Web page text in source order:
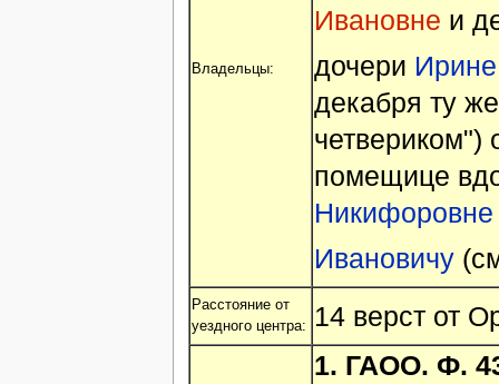
Владельцы:
Ивановне и
дочери
декабря ту
четвериком")
помещице
Никифоровне
Ивановичу
Расстояние от
уездного центра:
14 верст от
1. ГАОО. Ф.